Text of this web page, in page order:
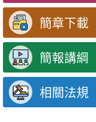
簡章下載
簡報講綱
相關法規